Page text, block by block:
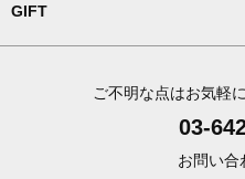
GIFT
ご不明な点はお気軽
03-
お問い合